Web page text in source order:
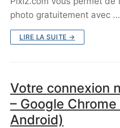
photo gratuitement avec …
LIRE LA SUITE →
Votre connexion
– Google Chrome
Android)